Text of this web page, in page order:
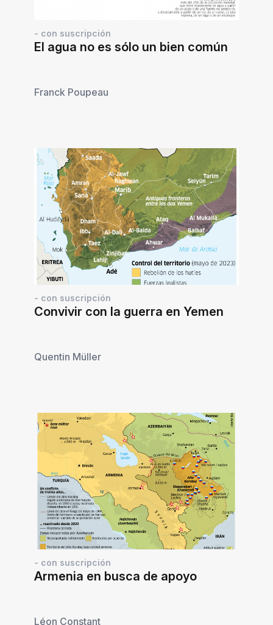
- con suscripción
El agua no es sólo un bien común
Franck Poupeau
- con suscripción
Convivir con la guerra en Yemen
Quentin Müller
- con suscripción
Armenia en busca de apoyo
Léon Constant